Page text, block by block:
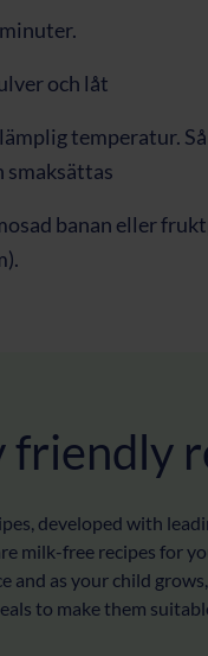
och låt
temperatur.
smaksättas
banan eller fruk
friendly
developed with
milk-free recipes for
and as your child
to make them